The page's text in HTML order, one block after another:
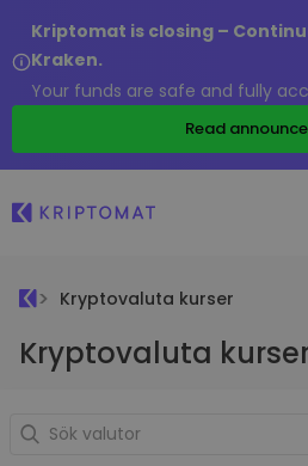
Kriptomat is closing –
Kraken.
Your funds are safe and fully
Read
Kryptovaluta kurser
Kryptovaluta